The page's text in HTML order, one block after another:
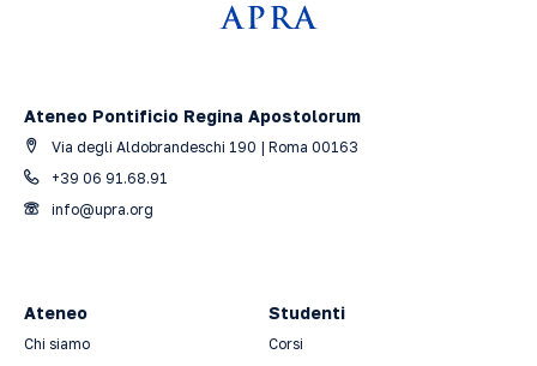
Ateneo Pontificio Regina Apostolorum
Via degli Aldobrandeschi 190 | Roma 00163
+39 06 91.68.91
info@upra.org
Ateneo
Chi siamo
Studenti
Corsi